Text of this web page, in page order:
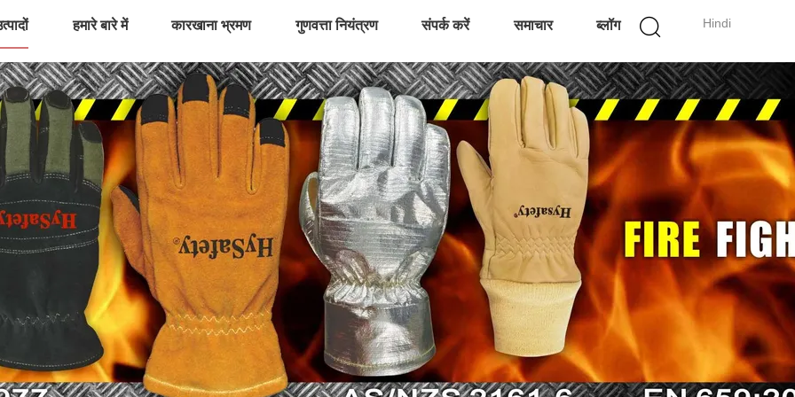
Hindi
हमारे बारे में कारखाना भ्रमण गुणवत्ता नियंत्रण संपर्क करें समाचार ब्लॉग